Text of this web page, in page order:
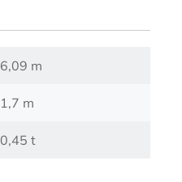
6,09 m
1,7 m
0,45 t